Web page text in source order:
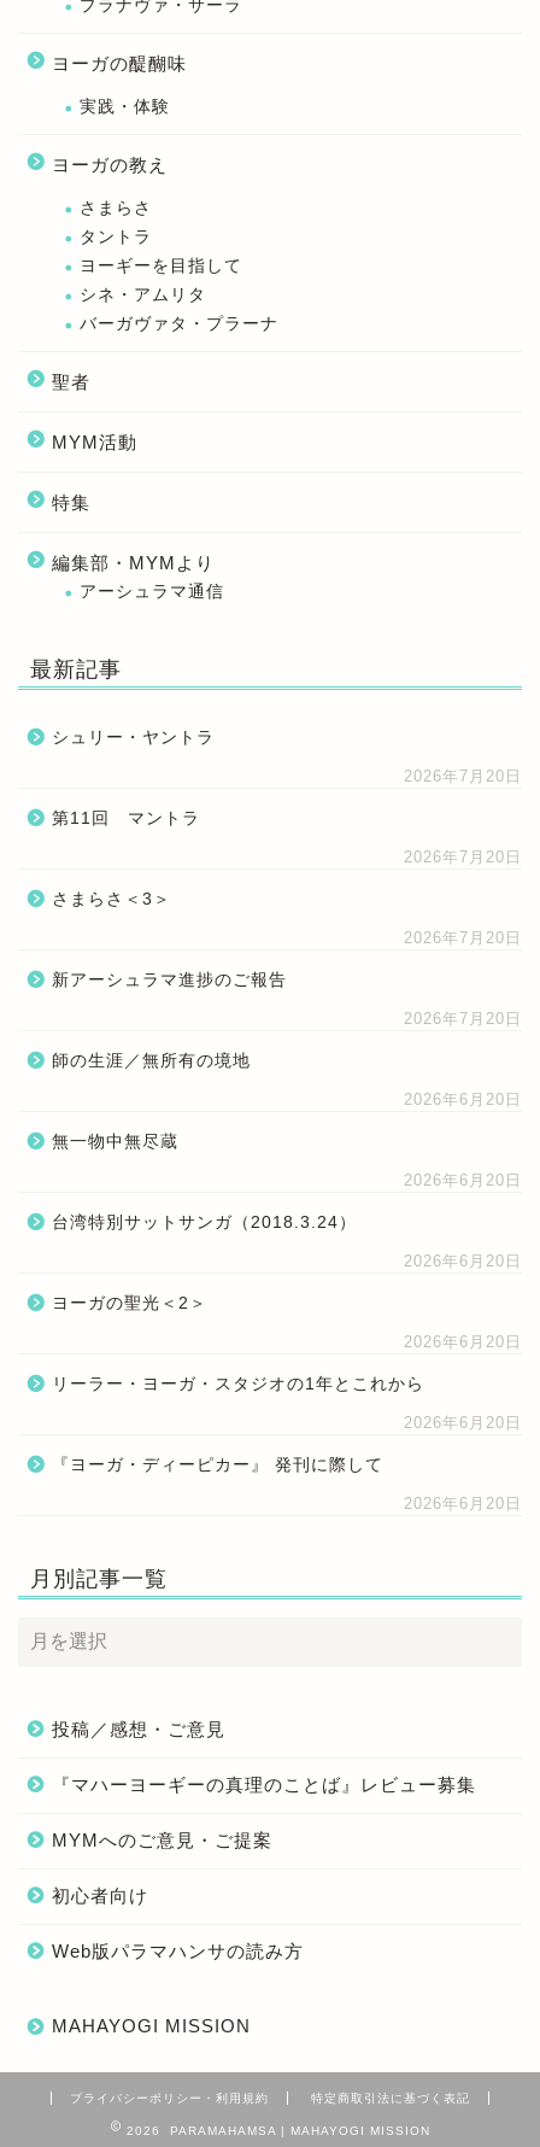
プラナヴァ・サーラ
ヨーガの醍醐味
実践・体験
ヨーガの教え
さまらさ
タントラ
ヨーギーを目指して
シネ・アムリタ
バーガヴァタ・プラーナ
聖者
MYM活動
特集
編集部・MYMより
アーシュラマ通信
最新記事
シュリー・ヤントラ
2026年7月20日
第11回 マントラ
2026年7月20日
さまらさ＜3＞
2026年7月20日
新アーシュラマ進捗のご報告
2026年7月20日
師の生涯／無所有の境地
2026年6月20日
無一物中無尽蔵
2026年6月20日
台湾特別サットサンガ（2018.3.24）
2026年6月20日
ヨーガの聖光＜2＞
2026年6月20日
リーラー・ヨーガ・スタジオの1年とこれから
2026年6月20日
『ヨーガ・ディーピカー』 発刊に際して
2026年6月20日
月別記事一覧
投稿／感想・ご意見
『マハーヨーギーの真理のことば』レビュー募集
MYMへのご意見・ご提案
初心者向け
Web版パラマハンサの読み方
MAHAYOGI MISSION
プライバシーポリシー・利用規約 特定商取引法に基づく表記
2026 PARAMAHAMSA | MAHAYOGI MISSION